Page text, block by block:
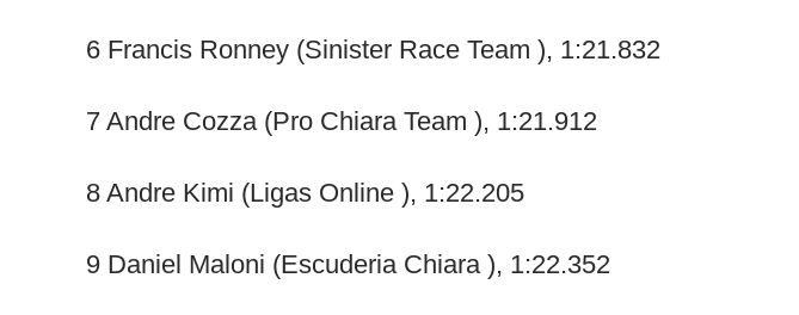
6 Francis Ronney (Sinister Race Team ), 1:21.832
7 Andre Cozza (Pro Chiara Team ), 1:21.912
8 Andre Kimi (Ligas Online ), 1:22.205
9 Daniel Maloni (Escuderia Chiara ), 1:22.352